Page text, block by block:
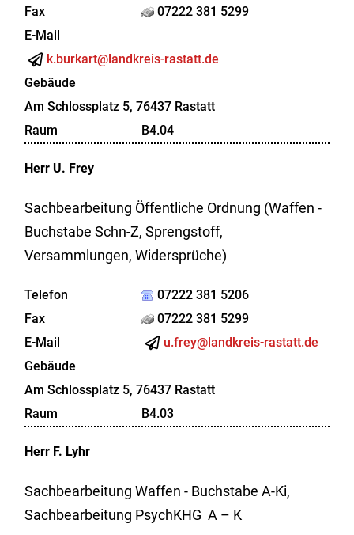
Fax
07222 381 5299
E-Mail
k.burkart@landkreis-rastatt.de
Gebäude
Am Schlossplatz 5, 76437 Rastatt
Raum
B4.04
Herr U. Frey
Sachbearbeitung Öffentliche Ordnung (Waffen -
Buchstabe Schn-Z, Sprengstoff,
Versammlungen, Widersprüche)
Telefon
07222 381 5206
Fax
07222 381 5299
E-Mail
u.frey@landkreis-rastatt.de
Gebäude
Am Schlossplatz 5, 76437 Rastatt
Raum
B4.03
Herr F. Lyhr
Sachbearbeitung Waffen - Buchstabe A-Ki,
Sachbearbeitung PsychKHG A – K